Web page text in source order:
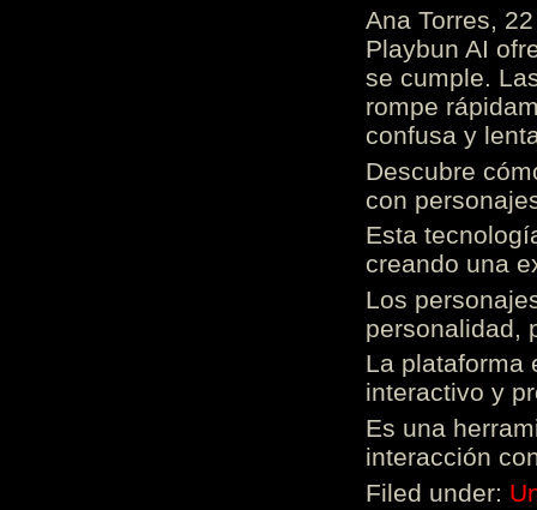
Ana Torres,
Playbun AI
se cumple.
rompe
confusa y
Descubre
con
Esta
creando una
Los
personalidad,
La plataforma
interactivo y
Es una
interacción
Filed under: